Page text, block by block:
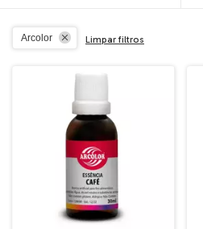
Arcolor Limpar filtros